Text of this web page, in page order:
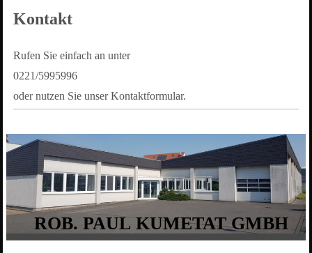
Kontakt
Rufen Sie einfach an unter
0221/5995996
oder nutzen Sie unser Kontaktformular.
ROB. PAUL KUMETAT GMBH